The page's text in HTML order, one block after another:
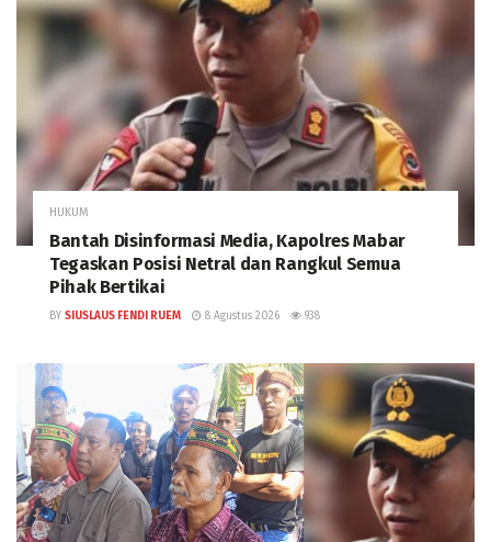
HUKUM
Bantah Disinformasi Media, Kapolres Mabar
Tegaskan Posisi Netral dan Rangkul Semua
Pihak Bertikai
BY SIUSLAUS FENDI RUEM 8 Agustus 2026 938